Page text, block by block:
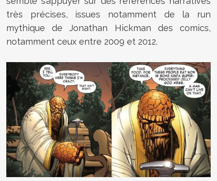
très précises, issues notamment de la run
mythique de Jonathan Hickman des comics,
notamment ceux entre 2009 et 2012.